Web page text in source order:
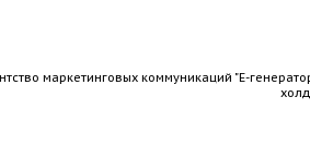
маркетинговых коммуникаций "Е-